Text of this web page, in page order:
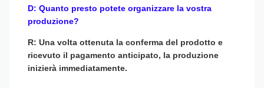
D: Quanto presto potete organizzare la vostra
produzione?
R: Una volta ottenuta la conferma del prodotto e
ricevuto il pagamento anticipato, la produzione
inizierà immediatamente.